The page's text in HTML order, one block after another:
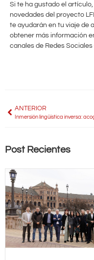
Si te ha gustado el
novedades del proyecto
te ayudarán en tu viaje de
obtener más información
canales de Redes Sociales
ANTERIOR
Post Recientes